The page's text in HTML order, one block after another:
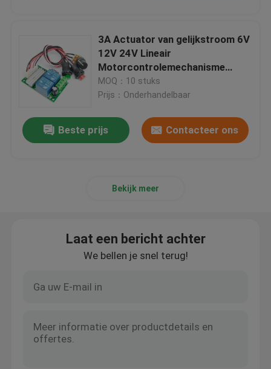
3A Actuator van gelijkstroom 6V
12V 24V Lineair
Motorcontrolemechanisme
Forward Reverse Switch
MOQ：10 stuks
Prijs：Onderhandelbaar
Beste prijs Contacteer ons
Bekijk meer
Laat een bericht achter
We bellen je snel terug!